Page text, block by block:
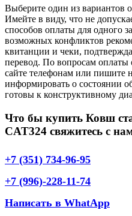
Выберите один из вариантов
Имейте в виду, что не
способов оплаты для одного
возможных конфликтов
квитанции и чеки,
перевод. По вопросам оплаты
сайте телефонам или пишите
информировать о состоянии
готовы к конструктивному
Что бы купить Ковш
CAT324 свяжитесь с
+7 (351) 734-96-95
+7 (996)-228-11-74
Написать в WhatApp